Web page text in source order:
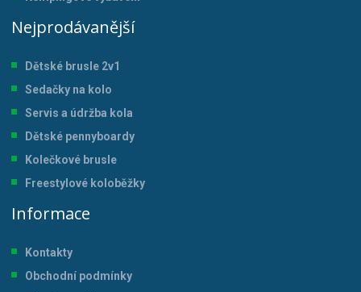
Nejprodávanější
Dětské brusle 2v1
Sedačky na kolo
Servis a údržba kola
Dětské pennyboardy
Kolečkové brusle
Freestylové koloběžky
Informace
Kontakty
Obchodní podmínky